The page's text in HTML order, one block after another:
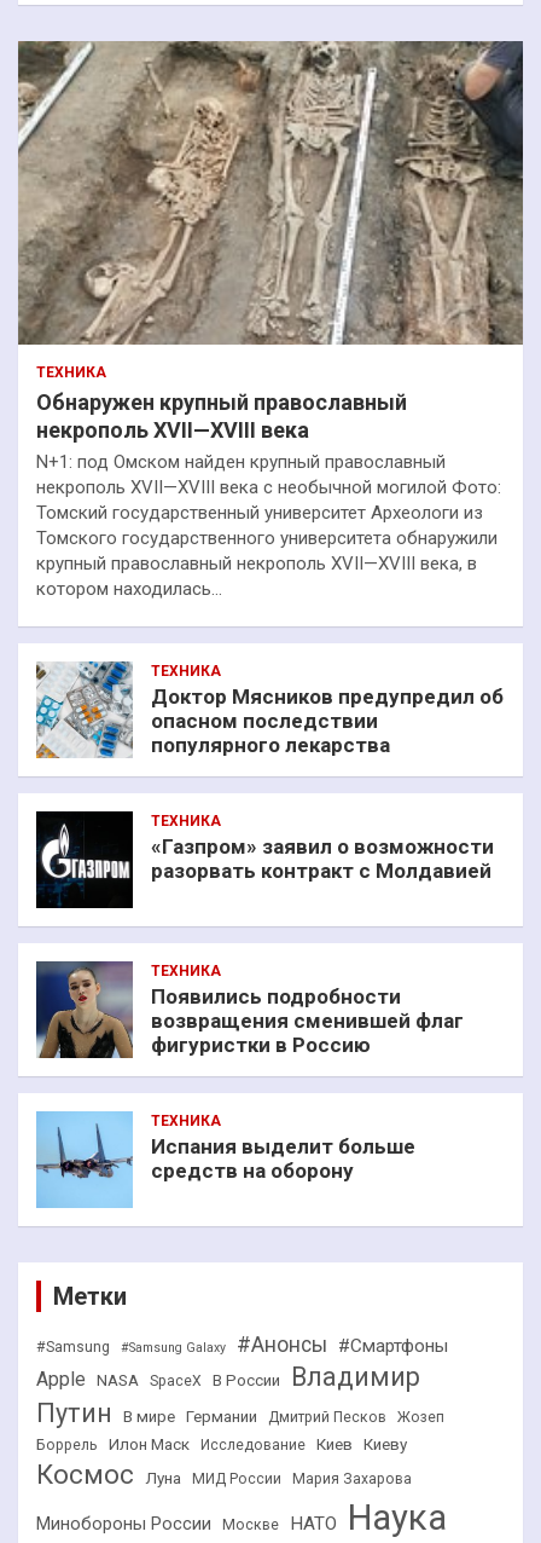
ТЕХНИКА
Обнаружен крупный православный
некрополь XVII—XVIII века
N+1: под Омском найден крупный православный
некрополь XVII—XVIII века с необычной могилой Фото:
Томский государственный университет Археологи из
Томского государственного университета обнаружили
крупный православный некрополь XVII—XVIII века, в
котором находилась…
ТЕХНИКА
Доктор Мясников предупредил об
опасном последствии
популярного лекарства
ТЕХНИКА
«Газпром» заявил о возможности
разорвать контракт с Молдавией
ТЕХНИКА
Появились подробности
возвращения сменившей флаг
фигуристки в Россию
ТЕХНИКА
Испания выделит больше
средств на оборону
Метки
#Samsung #Samsung Galaxy #Анонсы #Смартфоны
Apple NASA SpaceX В России
Владимир
Путин
В мире Германии Дмитрий Песков
Жозеп
Боррель
Илон Маск Исследование Киев Киеву
Космос Луна МИД России Мария Захарова
Минобороны России Москве НАТО Наука